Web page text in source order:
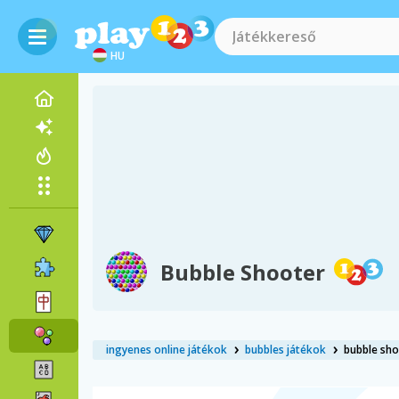
HU
Bubble Shooter
ingyenes online játékok bubbles játékok bubble